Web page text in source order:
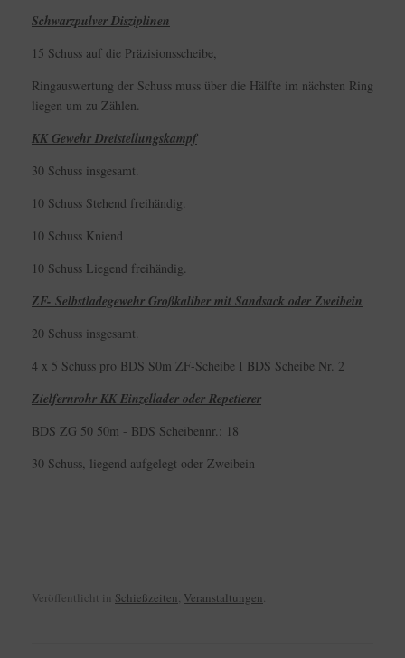
Schwarzpulver Disziplinen
15 Schuss auf die Präzisionsscheibe,
Ringauswertung der Schuss muss über die Hälfte im nächsten Ring
liegen um zu Zählen.
KK Gewehr Dreistellungskampf
30 Schuss insgesamt.
10 Schuss Stehend freihändig.
10 Schuss Kniend
10 Schuss Liegend freihändig.
ZF- Selbstladegewehr Großkaliber mit Sandsack oder Zweibein
20 Schuss insgesamt.
4 x 5 Schuss pro BDS S0m ZF-Scheibe I BDS Scheibe Nr. 2
Zielfernrohr KK Einzellader oder Repetierer
BDS ZG 50 50m - BDS Scheibennr.: 18
30 Schuss, liegend aufgelegt oder Zweibein
Veröffentlicht in Schießzeiten, Veranstaltungen.